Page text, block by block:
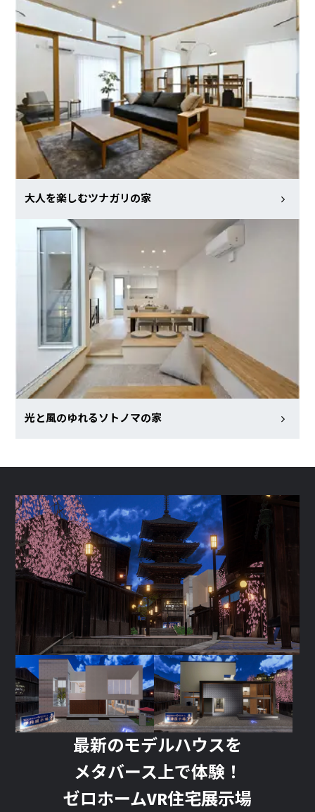
大人を楽しむツナガリの家
光と風のゆれるソトノマの家
最新のモデルハウスを
メタバース上で体験！
ゼロホームVR住宅展示場